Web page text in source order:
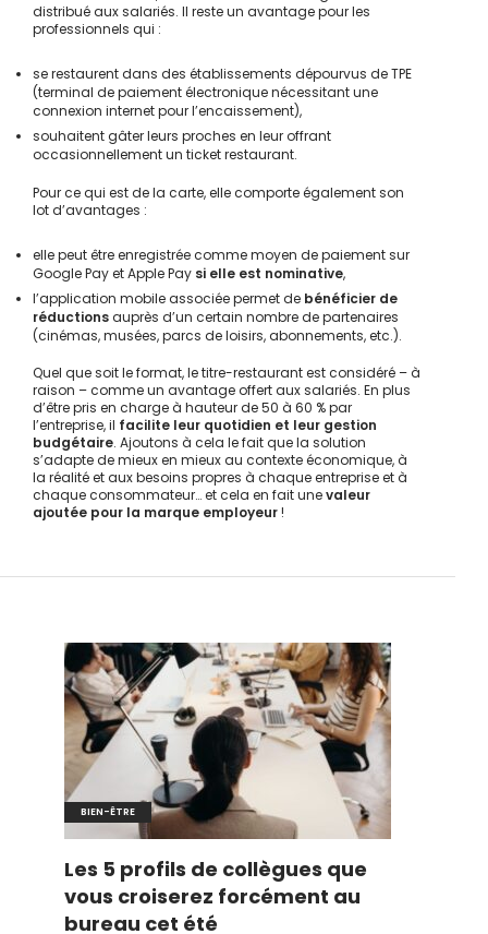
distribué aux salariés. Il reste un avantage pour les
professionnels qui :
se restaurent dans des établissements dépourvus de TPE
(terminal de paiement électronique nécessitant une
connexion internet pour l’encaissement),
souhaitent gâter leurs proches en leur offrant
occasionnellement un ticket restaurant.
Pour ce qui est de la carte, elle comporte également son
lot d’avantages :
elle peut être enregistrée comme moyen de paiement sur
Google Pay et Apple Pay si elle est nominative,
l’application mobile associée permet de bénéficier de
réductionsauprès d’un certain nombre de partenaires
(cinémas, musées, parcs de loisirs, abonnements, etc.).
Quel que soit le format, le titre-restaurant est considéré – à
raison – comme un avantage offert aux salariés. En plus
d’être pris en charge à hauteur de 50 à 60 % par
l’entreprise, il facilite leur quotidien et leur gestion
budgétaire. Ajoutons à cela le fait que la solution
s’adapte de mieux en mieux au contexte économique, à
la réalité et aux besoins propres à chaque entreprise et à
chaque consommateur… et cela en fait unevaleur
ajoutée pour la marque employeur!
BIEN-ÊTRE
Les 5 profils de collègues que
vous croiserez forcément au
bureau cet été